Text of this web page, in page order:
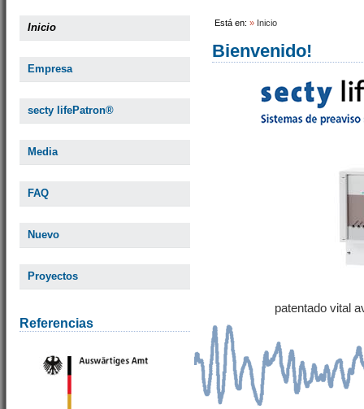
Inicio
Empresa
secty lifePatron®
Media
FAQ
Nuevo
Proyectos
Referencias
Está en: » Inicio
Bienvenido!
patentado vital